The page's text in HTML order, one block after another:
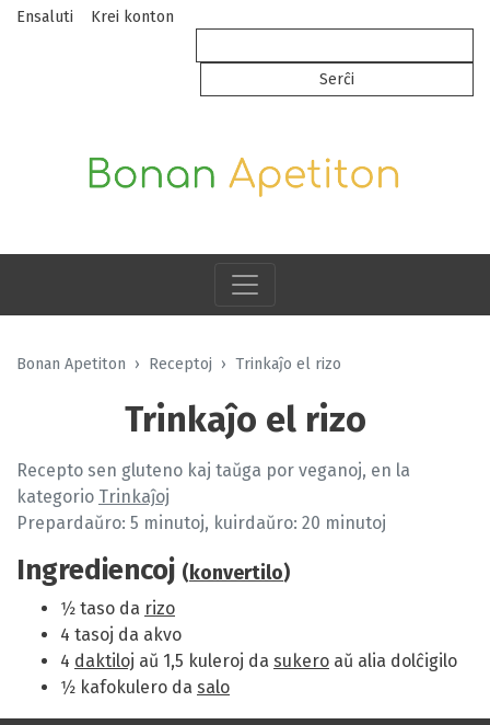
Ensaluti Krei konton
Bonan Apetiton Receptoj Trinkaĵo el rizo
Trinkaĵo el rizo
Recepto sen gluteno kaj taŭga por veganoj, en la
kategorio Trinkaĵoj
Prepardaŭro: 5 minutoj, kuirdaŭro: 20 minutoj
Ingrediencoj ( konvertilo)
1⁄2 taso da rizo
4 tasoj da akvo
4 daktiloj aŭ 1,5 kuleroj da sukero aŭ alia dolĉigilo
1⁄2 kafokulero da salo